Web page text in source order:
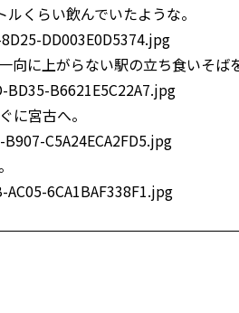
くらい飲んでいたような。
向に上がらない駅の立ち食いそば
に宮古へ。